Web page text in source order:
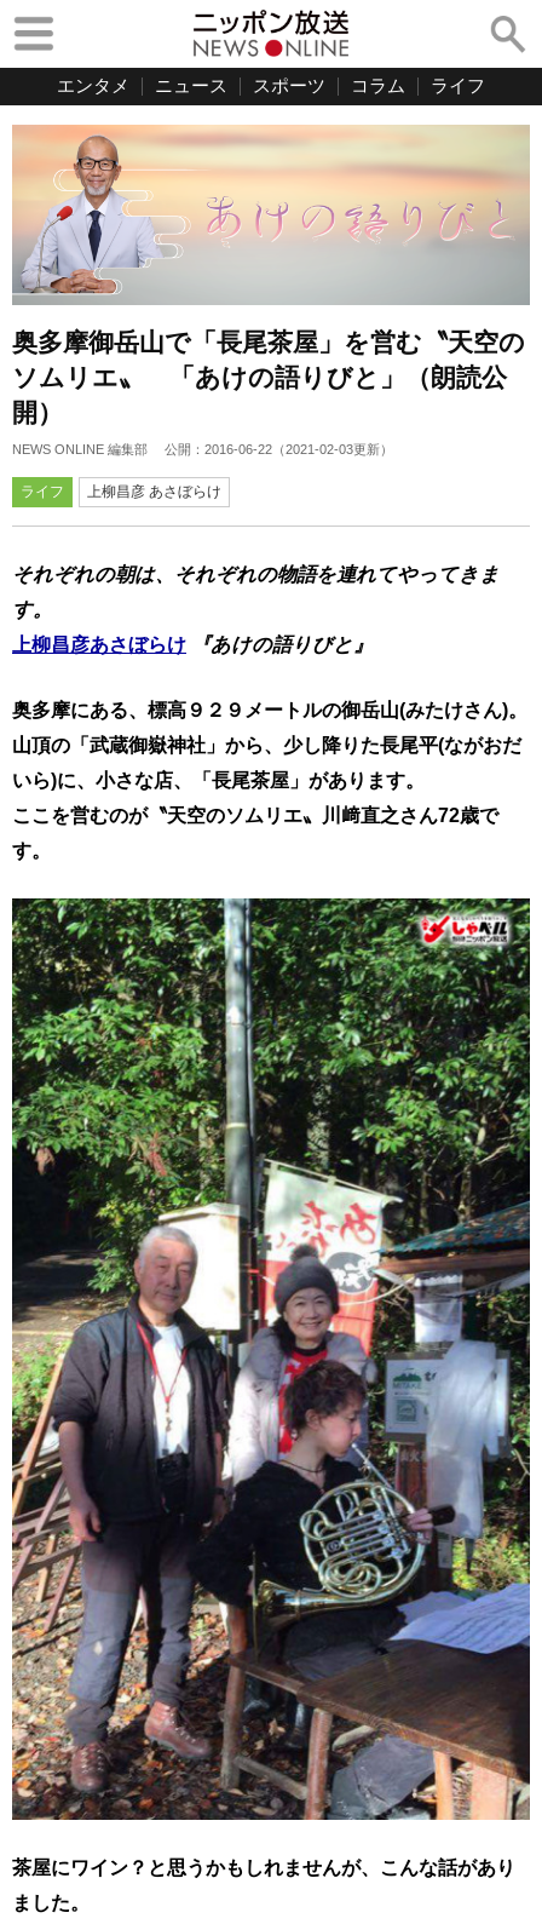
エンタメ ニュース スポーツ コラム ライフ
奥多摩御岳山で「長尾茶屋」を営む〝天空の
ソムリエ〟 「あけの語りびと」（朗読公
開）
NEWS ONLINE 編集部 公開： 2016-06-22 （2021-02-03更新）
ライフ 上柳昌彦 あさぼらけ
それぞれの朝は、それぞれの物語を連れてやってきま
す。
上柳昌彦あさぼらけ
『あけの語りびと』
奥多摩にある、標高９２９メートルの御岳山(みたけさん)。
山頂の「武蔵御嶽神社」から、少し降りた長尾平(ながおだ
いら)に、 小さな店、「長尾茶屋 」があります。
ここを営むのが〝天空のソムリエ〟川﨑直之さん72歳で
す。
茶屋にワイン？と思うかもしれませんが、こんな話があり
ました。